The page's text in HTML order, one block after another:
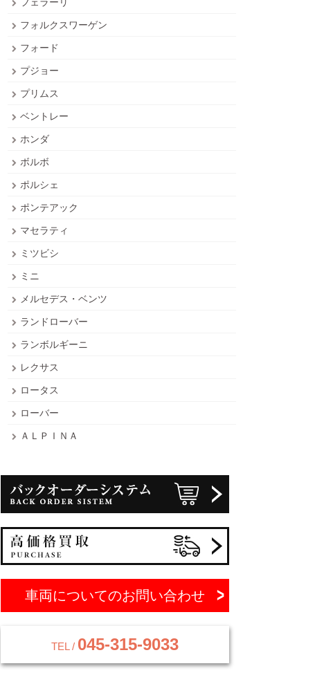
フォルクスワーゲン
フォード
プジョー
プリムス
ベントレー
ホンダ
ボルボ
ポルシェ
ポンテアック
マセラティ
ミツビシ
ミニ
メルセデス・ベンツ
ランドローバー
ランボルギーニ
レクサス
ロータス
ローバー
ＡＬＰＩＮＡ
車両についてのお問い合わせ
TEL / 045-315-9033